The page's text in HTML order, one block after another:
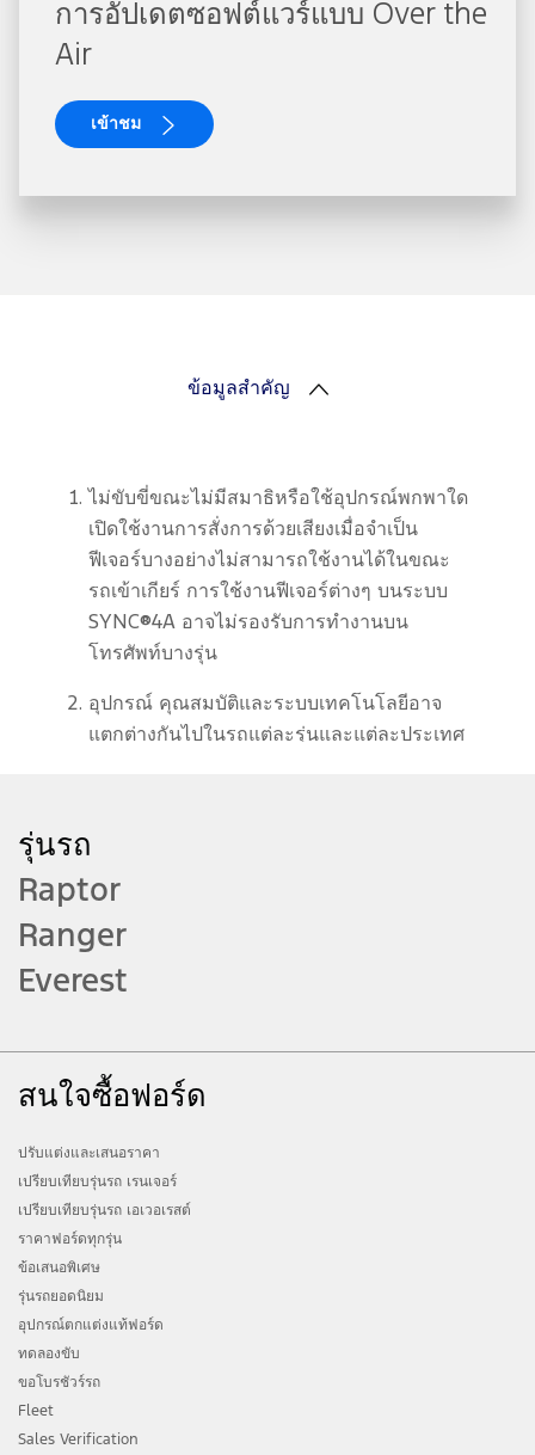
การอัปเดตซอฟต์แวร์แบบ Over the
Air
เข้าชม
ข้อมูลสำคัญ
ไม่ขับขี่ขณะไม่มีสมาธิหรือใช้อุปกรณ์พกพาใด
เปิดใช้งานการสั่งการด้วยเสียงเมื่อจำเป็น
ฟีเจอร์บางอย่างไม่สามารถใช้งานได้ในขณะ
รถเข้าเกียร์ การใช้งานฟีเจอร์ต่างๆ บนระบบ
SYNC®4A อาจไม่รองรับการทำงานบน
โทรศัพท์บางรุ่น
อุปกรณ์ คุณสมบัติและระบบเทคโนโลยีอาจ
แตกต่างกันไปในรถแต่ละรุ่นและแต่ละประเทศ
แต่ละประเทศจะมีการเปิดเผยในโอกาสต่อไป
วิดีโอนี้ถ่ายทำด้วยรถยนต์ที่จำหน่ายในต่าง
แตกต่างจากกรุ่นที่จำหน่ายในตลาดของท่าน
กรุณาเข้าชมที่โชว์รูมฟอร์ด หรือ
มาตรฐานและคุณสมบัติที่ถูกต้องครบถ้วน
ระบบช่วยเหลือโหมดการขับขี่ต่าง ๆ เป็นเพียง
ดังกล่าวอาจไม่ทำงานในบางสถานการณ์ ขึ้น
อยู่กับอัตราความเร็วของการขับขี่ ลักษณะการ
รายละเอียดและเงื่อนไขการทำงานของระบบ
รุ่นรถ
Raptor
Ranger
Everest
สนใจซื้อฟอร์ด
ปรับแต่งและเสนอราคา
เปรียบเทียบรุ่นรถ เรนเจอร์
เปรียบเทียบรุ่นรถ เอเวอเรสต์
ราคาฟอร์ดทุกรุ่น
ข้อเสนอพิเศษ
รุ่นรถยอดนิยม
อุปกรณ์ตกแต่งแท้ฟอร์ด
ทดลองขับ
ขอโบรชัวร์รถ
Fleet
Sales Verification